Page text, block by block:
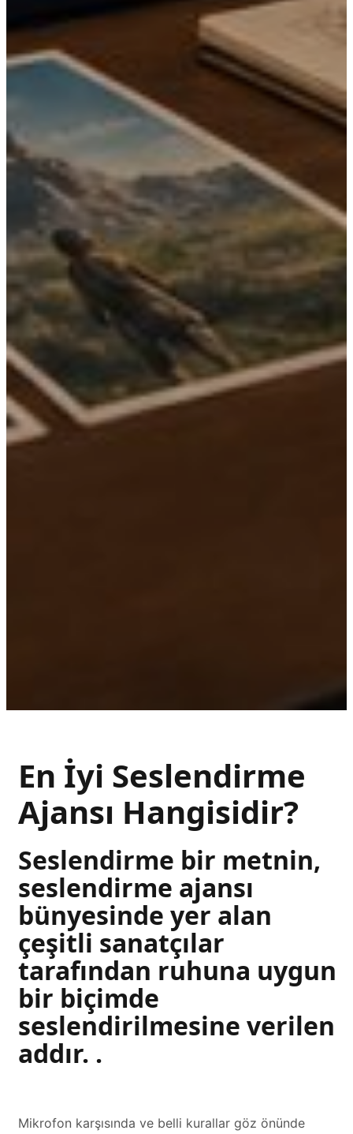
En İyi Seslendirme
Ajansı Hangisidir?
Seslendirme bir metnin,
seslendirme ajansı
bünyesinde yer alan
çeşitli sanatçılar
tarafından ruhuna uygun
bir biçimde
seslendirilmesine verilen
addır. .
Mikrofon karşısında ve belli kurallar göz önünde